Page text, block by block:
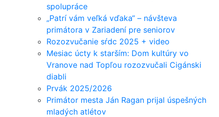
spolupráce
„Patrí vám veľká vďaka“ – návšteva
primátora v Zariadení pre seniorov
Rozozvučanie sŕdc 2025 + video
Mesiac úcty k starším: Dom kultúry vo
Vranove nad Topľou rozozvučali Cigánski
diabli
Prvák 2025/2026
Primátor mesta Ján Ragan prijal úspešných
mladých atlétov